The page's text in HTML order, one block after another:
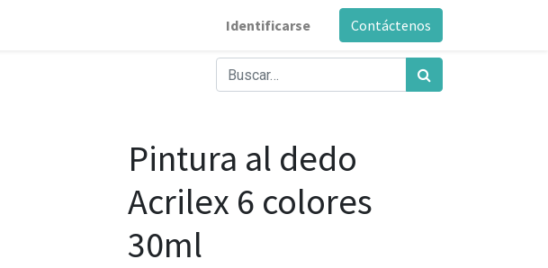
Identificarse Contáctenos
Pintura al dedo
Acrilex 6 colores
30ml